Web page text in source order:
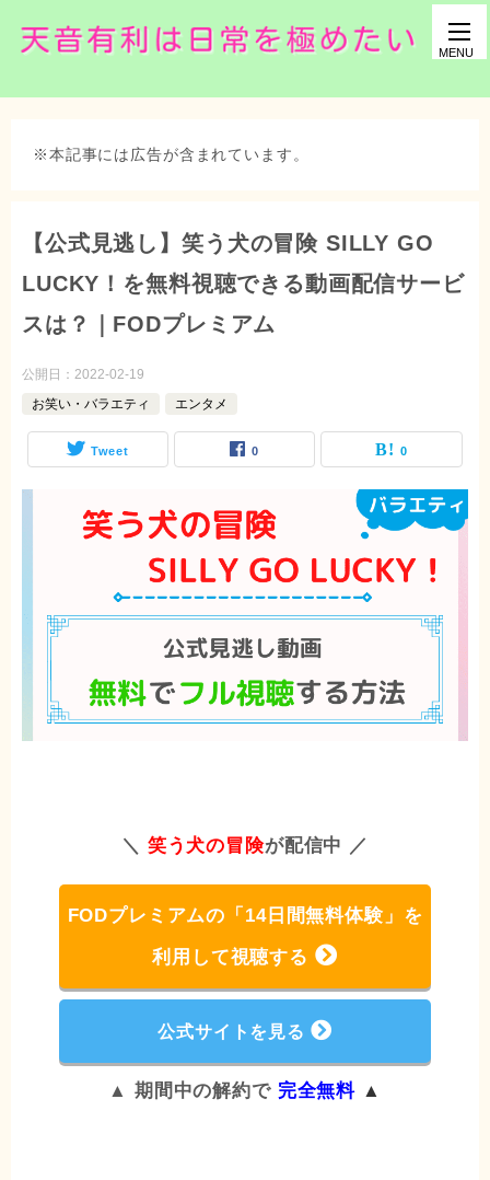
※本記事には広告が含まれています。
【公式見逃し】笑う犬の冒険 SILLY GO
LUCKY！を無料視聴できる動画配信サービ
スは？｜FODプレミアム
公開日： 2022-02-19
お笑い・バラエティ
エンタメ
Tweet 0 0
＼ 笑う犬の冒険が配信中 ／
FODプレミアムの「14日間無料体験」を
利用して視聴する
公式サイトを見る
▲ 期間中の解約で 完全無料 ▲